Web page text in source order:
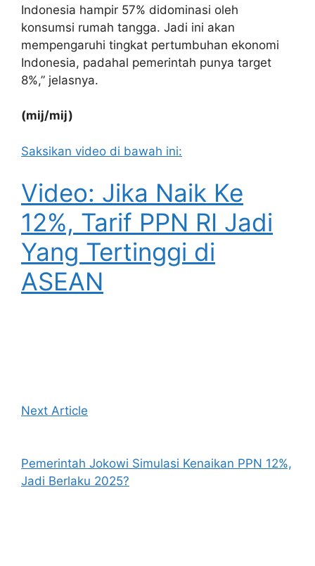
Indonesia hampir 57% didominasi oleh
konsumsi rumah tangga. Jadi ini akan
mempengaruhi tingkat pertumbuhan ekonomi
Indonesia, padahal pemerintah punya target
8%,” jelasnya.
(mij/mij)
Saksikan video di bawah ini:
Video: Jika Naik Ke
12%, Tarif PPN RI Jadi
Yang Tertinggi di
ASEAN
Next Article
Pemerintah Jokowi Simulasi Kenaikan PPN 12%,
Jadi Berlaku 2025?